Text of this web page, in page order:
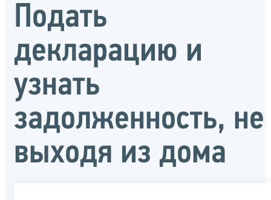
Подать
декларацию и
узнать
задолженность, не
выходя из дома